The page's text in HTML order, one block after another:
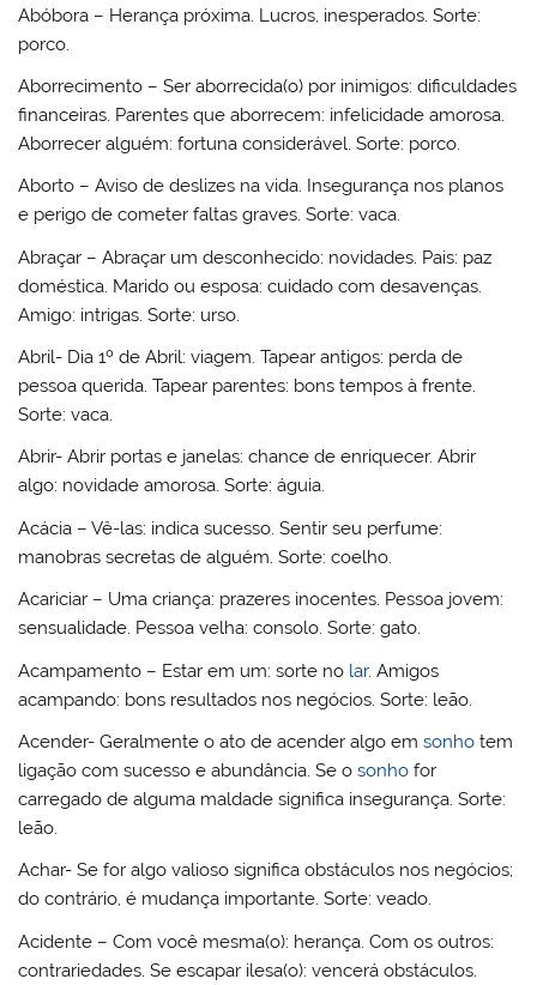
Abóbora – Herança próxima. Lucros, inesperados. Sorte:
porco.
Aborrecimento – Ser aborrecida(o) por inimigos: dificuldades
financeiras. Parentes que aborrecem: infelicidade amorosa.
Aborrecer alguém: fortuna considerável. Sorte: porco.
Aborto – Aviso de deslizes na vida. Insegurança nos planos
e perigo de cometer faltas graves. Sorte: vaca.
Abraçar – Abraçar um desconhecido: novidades. Pais: paz
doméstica. Marido ou esposa: cuidado com desavenças.
Amigo: intrigas. Sorte: urso.
Abril- Dia 1º de Abril: viagem. Tapear antigos: perda de
pessoa querida. Tapear parentes: bons tempos à frente.
Sorte: vaca.
Abrir- Abrir portas e janelas: chance de enriquecer. Abrir
algo: novidade amorosa. Sorte: águia.
Acácia – Vê-las: indica sucesso. Sentir seu perfume:
manobras secretas de alguém. Sorte: coelho.
Acariciar – Uma criança: prazeres inocentes. Pessoa jovem:
sensualidade. Pessoa velha: consolo. Sorte: gato.
Acampamento – Estar em um: sorte no lar. Amigos
acampando: bons resultados nos negócios. Sorte: leão.
Acender- Geralmente o ato de acender algo emsonho tem
ligação com sucesso e abundância. Se osonho for
carregado de alguma maldade significa insegurança. Sorte:
leão.
Achar- Se for algo valioso significa obstáculos nos negócios;
do contrário, é mudança importante. Sorte: veado.
Acidente – Com você mesma(o): herança. Com os outros:
contrariedades. Se escapar ilesa(o): vencerá obstáculos.